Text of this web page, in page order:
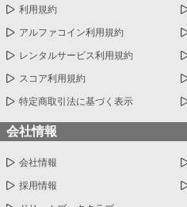
利用規約
アルファコイン利用規約
レンタルサービス利用規約
スコア利用規約
特定商取引法に基づく表示
会社情報
会社情報
採用情報